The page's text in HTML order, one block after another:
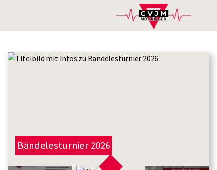
Bändelesturnier 2026